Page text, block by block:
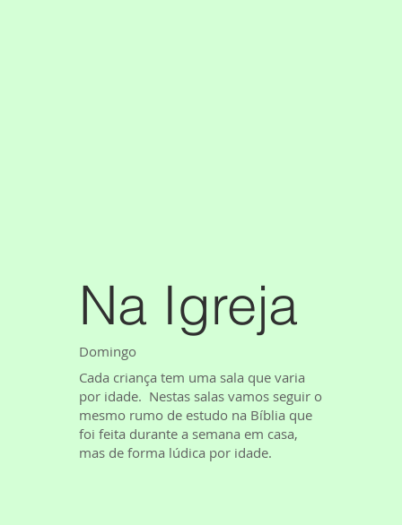
Domingo
Na Igreja
Cada criança tem uma sala que varia
por idade. Nestas salas vamos seguir o
mesmo rumo de estudo na Bíblia que
foi feita durante a semana em casa,
mas de forma lúdica por idade.